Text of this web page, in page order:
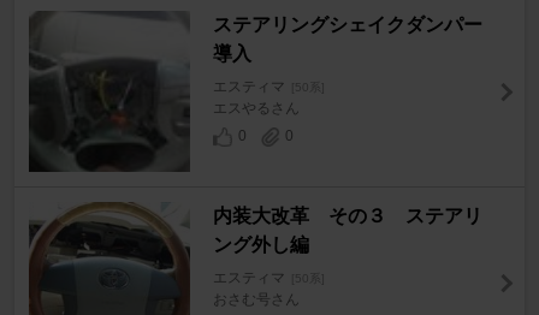
ステアリングシェイクダンパー
導入
エスティマ [50系]
エスやるさん
0
0
内装大改革 その３ ステアリ
ング外し編
エスティマ [50系]
おさむ号さん